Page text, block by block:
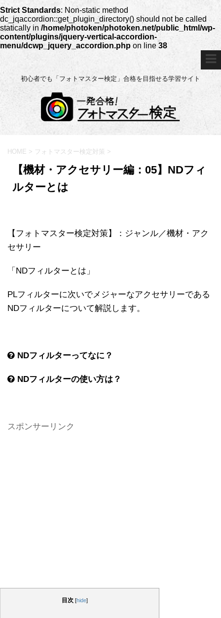
Strict Standards: Non-static method
dc_jqaccordion::get_plugin_directory() should not be called
statically in /home/photoken/photoken.net/public_html/wp-
content/plugins/jquery-vertical-accordion-
menu/dcwp_jquery_accordion.php on line 38
初心者でも「フォトマスター検定」合格を目指せる学習サイト
HOME > フォトマスター検定対策 >
【機材・アクセサリー編：05】NDフィ
ルターとは
【フォトマスター検定対策】：ジャンル／機材・アク
セサリー
「NDフィルターとは」
PLフィルターに次いでメジャーなアクセサリーである
NDフィルターについて解説します。
NDフィルターってなに？
NDフィルターの使い方は？
スポンサーリンク
目次 [hide]